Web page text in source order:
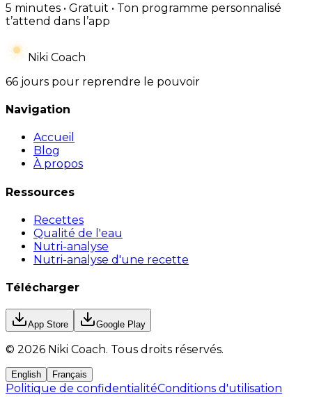
5 minutes • Gratuit • Ton programme personnalisé
t’attend dans l’app
Niki Coach
66 jours pour reprendre le pouvoir
Navigation
Accueil
Blog
À propos
Ressources
Recettes
Qualité de l'eau
Nutri-analyse
Nutri-analyse d'une recette
Télécharger
App Store Google Play
© 2026 Niki Coach. Tous droits réservés.
English Français
Politique de confidentialitéConditions d'utilisation